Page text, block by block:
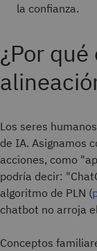
la confianza.
¿Por
Los seres
de IA. Asignamos
acciones, como
podría decir:
algoritmo de PLN (
chatbot no arroja
Conceptos